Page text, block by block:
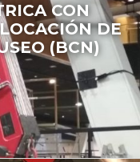
CON
DE
(BCN)